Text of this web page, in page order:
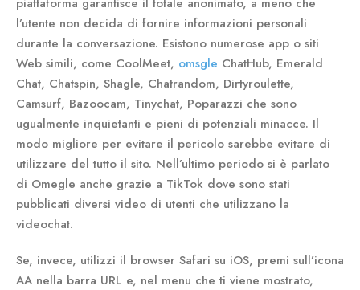
l’utente non decida di fornire informazioni personali
durante la conversazione. Esistono numerose app o siti
Web simili, come CoolMeet, omsgle ChatHub, Emerald
Chat, Chatspin, Shagle, Chatrandom, Dirtyroulette,
Camsurf, Bazoocam, Tinychat, Poparazzi che sono
ugualmente inquietanti e pieni di potenziali minacce. Il
modo migliore per evitare il pericolo sarebbe evitare di
utilizzare del tutto il sito. Nell’ultimo periodo si è parlato
di Omegle anche grazie a TikTok dove sono stati
pubblicati diversi video di utenti che utilizzano la
videochat.
Se, invece, utilizzi il browser Safari su iOS, premi sull’icona
AA nella barra URL e, nel menu che ti viene mostrato,